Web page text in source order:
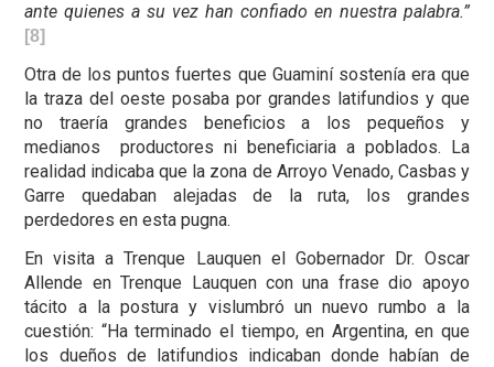
ante quienes a su vez han confiado en nuestra palabra.”
[8]
Otra de los puntos fuertes que Guaminí sostenía era que
la traza del oeste posaba por grandes latifundios y que
no traería grandes beneficios a los pequeños y
medianos productores ni beneficiaria a poblados. La
realidad indicaba que la zona de Arroyo Venado, Casbas y
Garre quedaban alejadas de la ruta, los grandes
perdedores en esta pugna.
En visita a Trenque Lauquen el Gobernador Dr. Oscar
Allende en Trenque Lauquen con una frase dio apoyo
tácito a la postura y vislumbró un nuevo rumbo a la
cuestión: “Ha terminado el tiempo, en Argentina, en que
los dueños de latifundios indicaban donde habían de